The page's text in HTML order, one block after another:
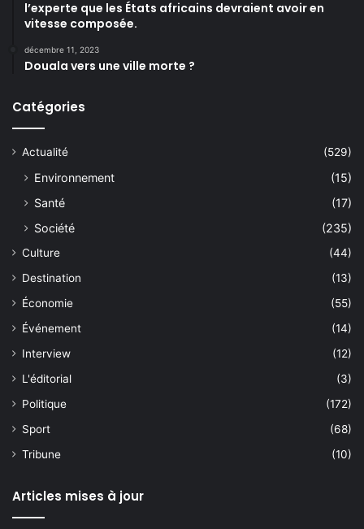
l’experte que les États africains devraient avoir en
vitesse composée.
décembre 11, 2023
Douala vers une ville morte ?
Catégories
Actualité (529)
Environnement
(15)
Santé
(17)
Société
(235)
Culture
(44)
Destination
(13)
Économie
(55)
Événement
(14)
Interview
(12)
L'éditorial
(3)
Politique
(172)
Sport
(68)
Tribune
(10)
Articles mises à jour